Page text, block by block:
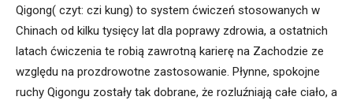
Qigong( czyt: czi kung) to system ćwiczeń stosowanych w
Chinach od kilku tysięcy lat dla poprawy zdrowia, a ostatnich
latach ćwiczenia te robią zawrotną karierę na Zachodzie ze
względu na prozdrowotne zastosowanie. Płynne, spokojne
ruchy Qigongu zostały tak dobrane, że rozluźniają całe ciało, a